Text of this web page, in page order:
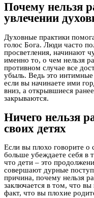
Почему нельзя
увлечении
Духовные практики
голос Бога. Люди часто
просветления, начинают
именно то, о чем нельзя
противном случае все
убыль. Ведь это
если вы начинаете ими
вниз, а открывшиеся
закрываются.
Ничего нельзя
своих детях
Если вы плохо говорите
больше убеждаете себя в
что дети – это
совершают дурные
причина, почему нельзя
заключается в том, что
факт, что вы плохие